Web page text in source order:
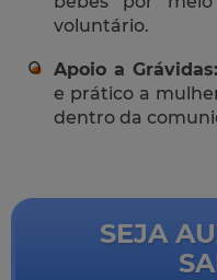
voluntário.
Apoio a Grávidas:
e prático a
dentro da
SEJA